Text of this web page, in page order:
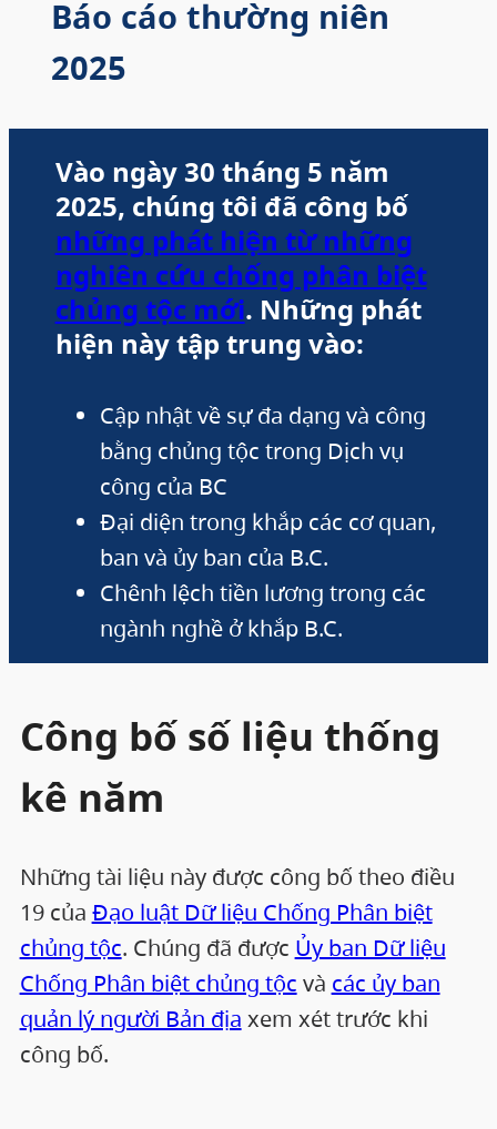
Báo cáo thường niên
2025
Vào ngày 30 tháng 5 năm
2025, chúng tôi đã công bố
những phát hiện từ những
nghiên cứu chống phân biệt
chủng tộc mới. Những phát
hiện này tập trung vào:
Cập nhật về sự đa dạng và công
bằng chủng tộc trong Dịch vụ
công của BC
Đại diện trong khắp các cơ quan,
ban và ủy ban của B.C.
Chênh lệch tiền lương trong các
ngành nghề ở khắp B.C.
Công bố số liệu thống
kê năm
Những tài liệu này được công bố theo điều
19 của Đạo luật Dữ liệu Chống Phân biệt
chủng tộc. Chúng đã được Ủy ban Dữ liệu
Chống Phân biệt chủng tộc và các ủy ban
quản lý người Bản địa xem xét trước khi
công bố.